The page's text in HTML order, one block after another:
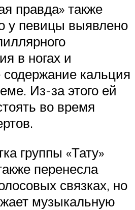
правда» также
у певицы выявлено
в ногах и
содержание кальция
Из-за этого ей
во время
группы «Тату»
перенесла
связках, но
музыкальную